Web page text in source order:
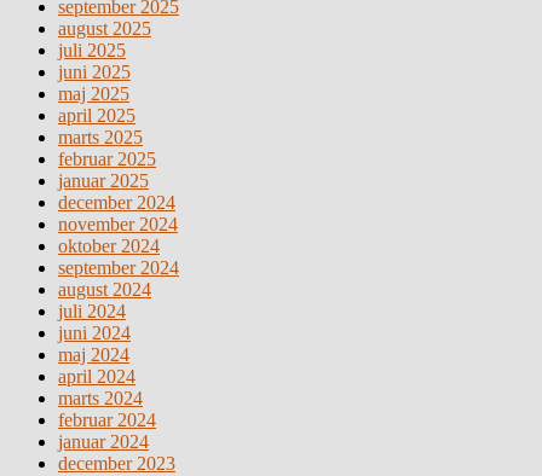
september 2025
august 2025
juli 2025
juni 2025
maj 2025
april 2025
marts 2025
februar 2025
januar 2025
december 2024
november 2024
oktober 2024
september 2024
august 2024
juli 2024
juni 2024
maj 2024
april 2024
marts 2024
februar 2024
januar 2024
december 2023